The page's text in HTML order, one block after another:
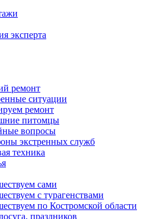
эксперта
ремонт
ситуации
ремонт
питомцы
вопросы
экстренных служб
техника
сами
с турагенствами
по Костромской области
праздников